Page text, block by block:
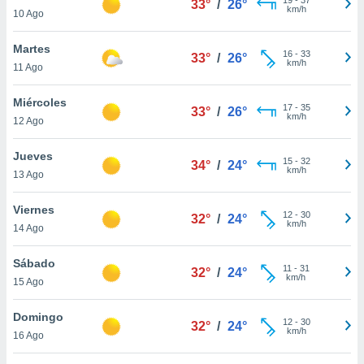
más
nuestra
y
de
disponible
cookies
aceptar
10 Ago
33° / 26°
km/h
Martes
11 Ago
33° / 26° 16- 33
km/h
Miércoles
12 Ago
33° / 26° 17- 35
km/h
Jueves
13 Ago
34° / 24° 15- 32
km/h
Viernes
14 Ago
32° / 24° 12- 30
km/h
Sábado
15 Ago
32° / 24° 11 - 31
km/h
Domingo
16 Ago
32° / 24° 12- 30
km/h